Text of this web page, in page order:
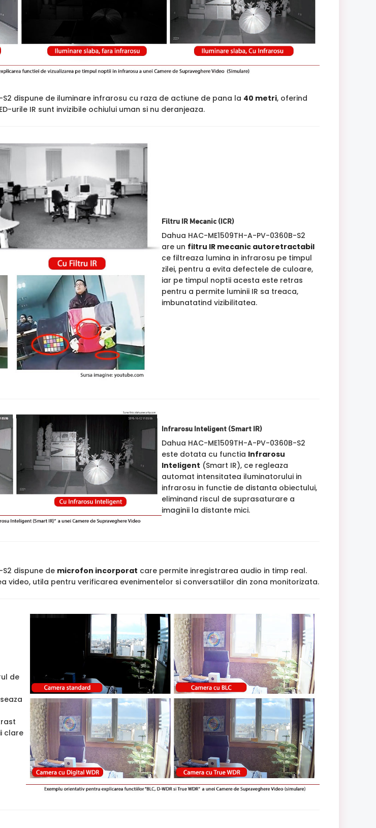
S2 dispune de iluminare infrarosu cu raza de actiune de pana la 40 metri, oferind
urile IR sunt invizibile ochiului uman si nu deranjeaza.
Filtru IR Mecanic (ICR)
Dahua HAC-ME1509TH-A-PV-0360B-S2
are un filtru IR mecanic autoretractabil
ce filtreaza lumina in infrarosu pe timpul
zilei, pentru a evita defectele de culoare,
iar pe timpul noptii acesta este retras
pentru a permite luminii IR sa treaca,
imbunatatind vizibilitatea.
Infrarosu Inteligent (Smart IR)
Dahua HAC-ME1509TH-A-PV-0360B-S2
este dotata cu functia Infrarosu
Inteligent (Smart IR), ce regleaza
automat intensitatea iluminatorului in
infrarosu in functie de distanta obiectului,
eliminand riscul de suprasaturare a
imaginii la distante mici.
S2 dispune de microfon incorporat care permite inregistrarea audio in timp real.
video, utila pentru verificarea evenimentelor si conversatiilor din zona monitorizata.
de
clare